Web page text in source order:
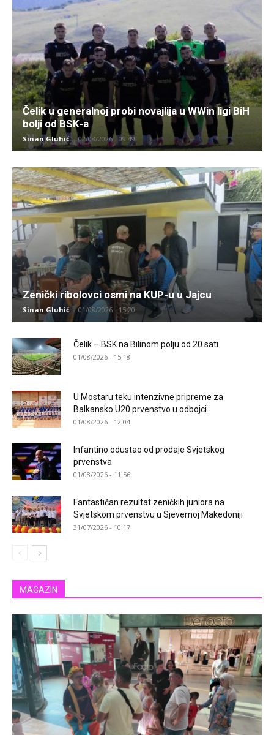
Čelik u generalnoj probi novajlija u WWin ligi BiH
bolji od BSK-a
Sinan Gluhić - 02/08/2026 - 09:49
Zenički ribolovci osmi na KUP-u u Jajcu
Sinan Gluhić - 01/08/2026 - 15:20
Čelik – BSK na Bilinom polju od 20 sati
01/08/2026 - 15:18
U Mostaru teku intenzivne pripreme za
Balkansko U20 prvenstvo u odbojci
01/08/2026 - 12:04
Infantino odustao od prodaje Svjetskog
prvenstva
01/08/2026 - 11:56
Fantastičan rezultat zeničkih juniora na
Svjetskom prvenstvu u Sjevernoj Makedoniji
31/07/2026 - 10:17
MAGAZIN